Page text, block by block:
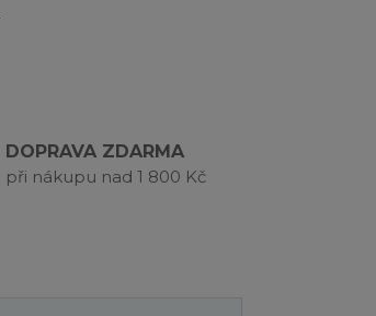
DOPRAVA ZDARMA
při nákupu nad 1 800 Kč